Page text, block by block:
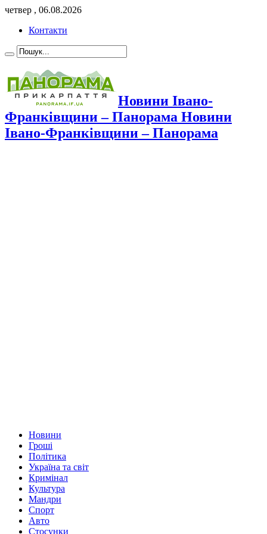
четвер , 06.08.2026
Контакти
Новини Івано-
Франківщини – Панорама Новини
Івано-Франківщини – Панорама
Новини
Гроші
Політика
Україна та світ
Кримінал
Культура
Мандри
Спорт
Авто
Стосунки